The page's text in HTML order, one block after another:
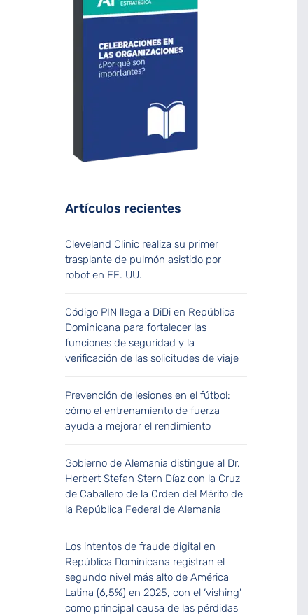
Artículos recientes
Cleveland Clinic realiza su primer
trasplante de pulmón asistido por
robot en EE. UU.
Código PIN llega a DiDi en República
Dominicana para fortalecer las
funciones de seguridad y la
verificación de las solicitudes de viaje
Prevención de lesiones en el fútbol:
cómo el entrenamiento de fuerza
ayuda a mejorar el rendimiento
Gobierno de Alemania distingue al Dr.
Herbert Stefan Stern Díaz con la Cruz
de Caballero de la Orden del Mérito de
la República Federal de Alemania
Los intentos de fraude digital en
República Dominicana registran el
segundo nivel más alto de América
Latina (6,5%) en 2025, con el ‘vishing’
como principal causa de las pérdidas